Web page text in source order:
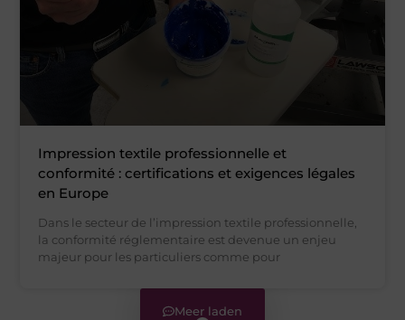
Impression textile professionnelle et
conformité : certifications et exigences légales
en Europe
Dans le secteur de l’impression textile professionnelle,
la conformité réglementaire est devenue un enjeu
majeur pour les particuliers comme pour
Meer laden